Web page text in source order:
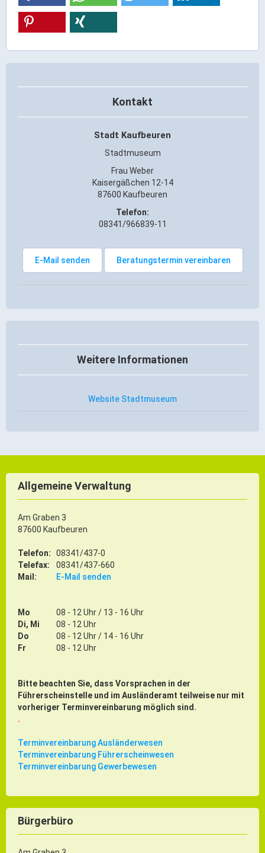
Kontakt
Stadt Kaufbeuren
Stadtmuseum
Frau Weber
Kaisergäßchen 12-14
87600 Kaufbeuren
Telefon:
08341/966839-11
E-Mail senden Beratungstermin vereinbaren
Weitere Informationen
Website Stadtmuseum
Allgemeine Verwaltung
Am Graben 3
87600 Kaufbeuren
Telefon:
08341/437-0
Telefax:
08341/437-660
Mail:
E-Mail senden
Mo
08 - 12 Uhr / 13 - 16 Uhr
Di, Mi
08 - 12 Uhr
Do
08 - 12 Uhr / 14 - 16 Uhr
Fr
08 - 12 Uhr
Bitte beachten Sie, dass Vorsprachen in der
Führerscheinstelle und im Ausländeramt teilweise nur mit
vorheriger Terminvereinbarung möglich sind.
.
Terminvereinbarung Ausländerwesen
Terminvereinbarung Führerscheinwesen
Terminvereinbarung Gewerbewesen
Bürgerbüro